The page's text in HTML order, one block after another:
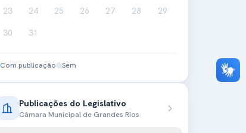
23 24 25 26 27 28 29
30 31
Com publicação Sem
Publicações do Legislativo
Câmara Municipal de Grandes Rios